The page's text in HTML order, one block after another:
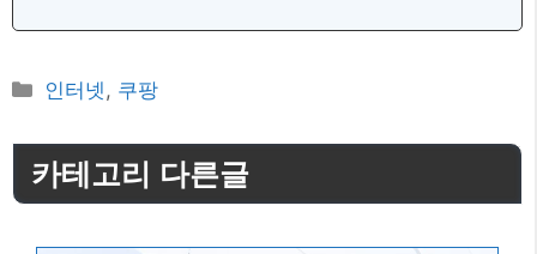
카
고
리
인터넷, 쿠팡
카테고리 다른글